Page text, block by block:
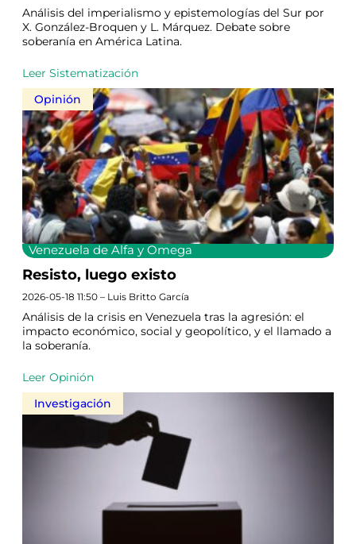
Análisis del imperialismo y epistemologías del Sur por
X. González-Broquen y L. Márquez. Debate sobre
soberanía en América Latina.
Leer Sistematización
Opinión
Venezuela de Alfa y Omega
Resisto, luego existo
2026-05-18 11:50 – Luis Britto García
Análisis de la crisis en Venezuela tras la agresión: el
impacto económico, social y geopolítico, y el llamado a
la soberanía.
Leer Opinión
Investigación